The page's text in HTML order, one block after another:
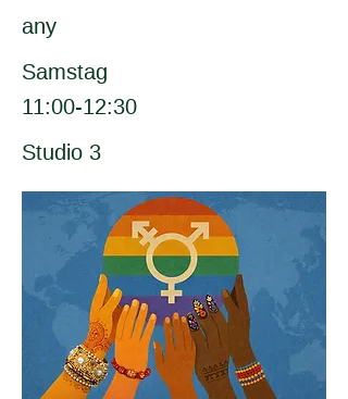
any
Samstag
11:00-12:30
Studio 3